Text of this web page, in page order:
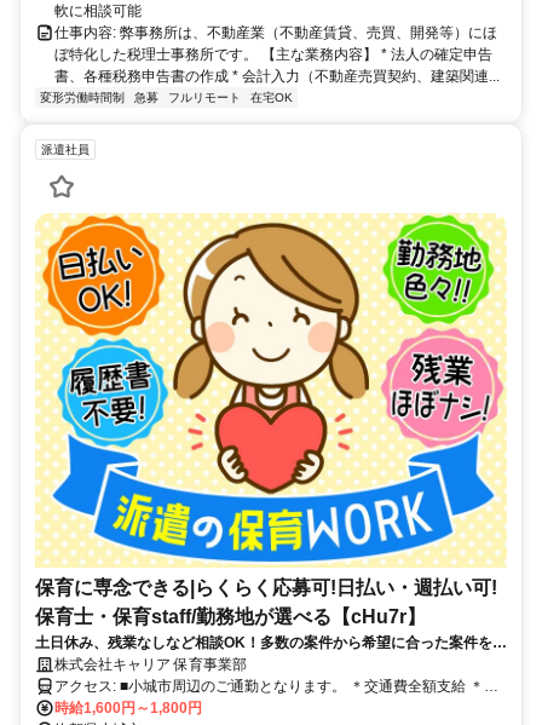
軟に相談可能
仕事内容: 弊事務所は、不動産業（不動産賃貸、売買、開発等）にほ
ぼ特化した税理士事務所です。 【主な業務内容】 * 法人の確定申告
書、各種税務申告書の作成 * 会計入力（不動産売買契約、建築関連...
変形労働時間制 急募 フルリモート 在宅OK
派遣社員
保育に専念できる|らくらく応募可!日払い・週払い可!
保育士・保育staff/勤務地が選べる【cHu7r】
土日休み、残業なしなど相談OK！多数の案件から希望に合った案件をご
紹介♪株式会社キャリア 保育事業部
アクセス: ■小城市周辺のご通勤となります。 ＊交通費全額支給 ＊車
通勤・バイク通勤OK（ガソリン代支給） ＊自転車通勤OK
時給1,600円～1,800円